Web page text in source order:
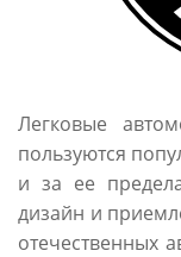
Легковые
пользуются
и за ее
дизайн и
отечественных